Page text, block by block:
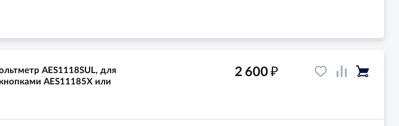
AES1118SUL, для
AES11185X или
2 600₽